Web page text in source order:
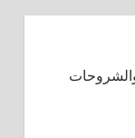
والشروحات